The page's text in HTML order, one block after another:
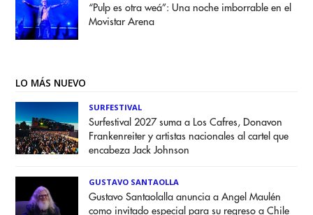
“Pulp es otra weá”: Una noche imborrable en el
Movistar Arena
LO MÁS NUEVO
SURFESTIVAL
Surfestival 2027 suma a Los Cafres, Donavon
Frankenreiter y artistas nacionales al cartel que
encabeza Jack Johnson
GUSTAVO SANTAOLLA
Gustavo Santaolalla anuncia a Angel Maulén
como invitado especial para su regreso a Chile